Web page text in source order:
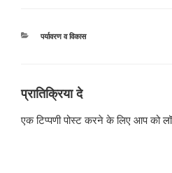
श्रेणियाँ
पर्यावरण व विकास
प्रातिक्रिया दे
एक टिप्पणी पोस्ट करने के लिए आप को